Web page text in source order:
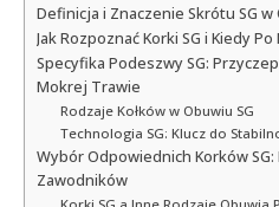
Definicja i Znaczenie Skrótu SG w
Jak Rozpoznać Korki SG i Kiedy Po
Specyfika Podeszwy SG:
Mokrej Trawie
Rodzaje Kołków w Obuwiu SG
Technologia SG: Klucz do
Wybór Odpowiednich Korków
Zawodników